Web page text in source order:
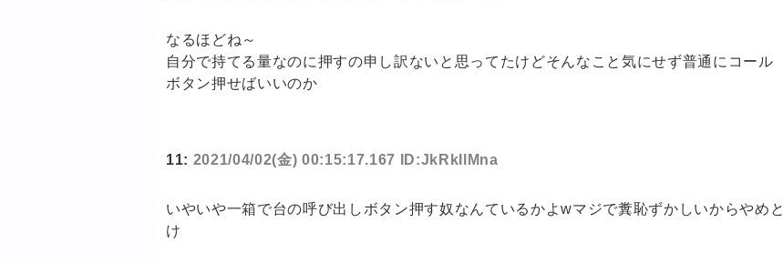
なるほどね～
自分で持てる量なのに押すの申し訳ないと思ってたけどそんなこと気にせず普通にコール
ボタン押せばいいのか
11: 2021/04/02(金) 00:15:17.167 ID:JkRkIlMna
いやいや一箱で台の呼び出しボタン押す奴なんているかよwマジで糞恥ずかしいからやめと
け